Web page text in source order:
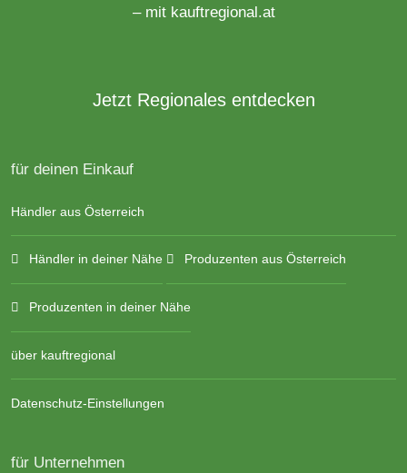
– mit kauftregional.at
Jetzt Regionales entdecken
für deinen Einkauf
Händler aus Österreich
Händler in deiner Nähe Produzenten aus Österreich
Produzenten in deiner Nähe
über kauftregional
Datenschutz-Einstellungen
für Unternehmen